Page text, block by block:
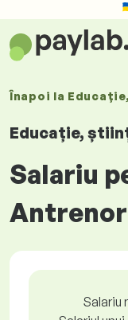
Înapoi la
Educație,
Salariu
Salariu